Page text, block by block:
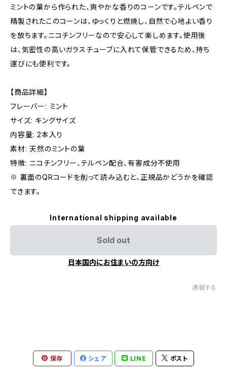
ミントの葉から作られた、爽やかな香りのコーンです。テルペンで
精製されたこのコーンは、ゆっくりと燃焼し、自然で心地よい香り
を放ちます。ニコチンフリーなので安心して楽しめます。使用後
は、気密性の高いガラスチューブに入れて保管できるため、持ち
運びにも便利です。
【商品詳細】
フレーバー: ミント
サイズ: キングサイズ
内容量: 2本入り
素材: 天然のミントの葉
特徴: ニコチンフリー、テルペン配合、有害成分不使用
※ 裏面のQRコードを削って読み込むと、正規品かどうかを確認
できます。
International shipping available
Sold out
日本国内にお住まいの方向け
通報する
保存 シェア LINE ポスト